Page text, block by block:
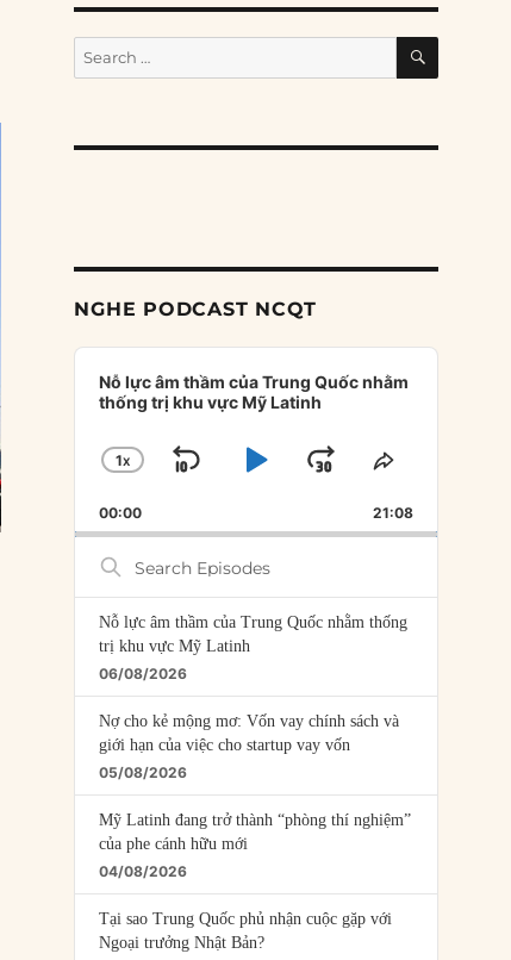
Search
for:
SEARCH
NGHE PODCAST NCQT
Audio
Player
Nỗ lực âm thầm của Trung Quốc nhằm
thống trị khu vực Mỹ Latinh
CHANGE
RATE
1X
SKIP
BACKWARD
PLAYJUMP
FORWARD
SHARE
EPISODE
00:00 21:08
Search
Episodes
Nỗ lực âm thầm của Trung Quốc nhằm thống
trị khu vực Mỹ Latinh
06/08/2026
Nợ cho kẻ mộng mơ: Vốn vay chính sách và
giới hạn của việc cho startup vay vốn
05/08/2026
Mỹ Latinh đang trở thành “phòng thí nghiệm”
của phe cánh hữu mới
04/08/2026
Tại sao Trung Quốc phủ nhận cuộc gặp với
Ngoại trưởng Nhật Bản?